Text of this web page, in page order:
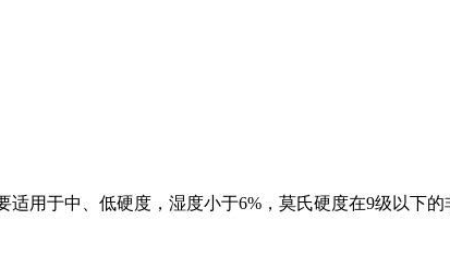
用于中、低硬度，湿度小于6%，莫氏硬度在9级以下